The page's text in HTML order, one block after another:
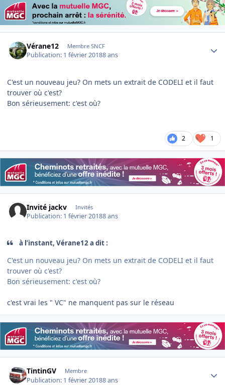
Vérane12 Membre SNCF
Publication: 1 février 20188 ans
C'est un nouveau jeu? On mets un extrait de CODELI et il faut
trouver où c'est?
Bon sérieusement: c'est où?
2 1
Invité jackv Invités
Publication: 1 février 20188 ans
à l’instant, Vérane12 a dit :
C'est un nouveau jeu? On mets un extrait de CODELI et il faut
trouver où c'est?
Bon sérieusement: c'est où?
c'est vrai les " VC" ne manquent pas sur le réseau
TintinGV Membre
Publication: 1 février 20188 ans